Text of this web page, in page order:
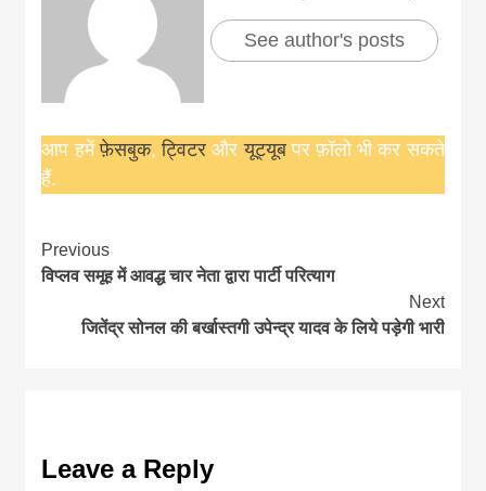
See author's posts
आप हमेंफ़ेसबुक,ट्विटरऔरयूट्यूबपर फ़ॉलो भी कर सकते
हैं.
Continue
Reading
Previous
विप्लव समूह में आवद्ध चार नेता द्वारा पार्टी परित्याग
Next
जितेंद्र सोनल की बर्खास्तगी उपेन्द्र यादव के लिये पड़ेगी भारी
Leave a Reply